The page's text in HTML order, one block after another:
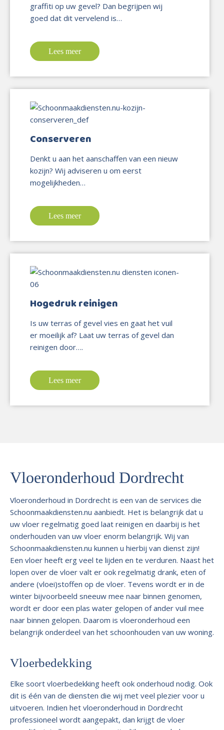
graffiti op uw gevel? Dan begrijpen wij
goed dat dit vervelend is…
Lees meer
Conserveren
Denkt u aan het aanschaffen van een nieuw
kozijn? Wij adviseren u om eerst
mogelijkheden…
Lees meer
Hogedruk reinigen
Is uw terras of gevel vies en gaat het vuil
er moeilijk af? Laat uw terras of gevel dan
reinigen door….
Lees meer
Vloeronderhoud Dordrecht
Vloeronderhoud in Dordrecht is een van de services die
Schoonmaakdiensten.nu aanbiedt. Het is belangrijk dat u
uw vloer regelmatig goed laat reinigen en daarbij is het
onderhouden van uw vloer enorm belangrijk. Wij van
Schoonmaakdiensten.nu kunnen u hierbij van dienst zijn!
Een vloer heeft erg veel te lijden en te verduren. Naast het
lopen over de vloer valt er ook regelmatig drank, eten of
andere (vloei)stoffen op de vloer. Tevens wordt er in de
winter bijvoorbeeld sneeuw mee naar binnen genomen,
wordt er door een plas water gelopen of ander vuil mee
naar binnen gelopen. Daarom is vloeronderhoud een
belangrijk onderdeel van het schoonhouden van uw woning.
Vloerbedekking
Elke soort vloerbedekking heeft ook onderhoud nodig. Ook
dit is één van de diensten die wij met veel plezier voor u
uitvoeren. Indien het vloeronderhoud in Dordrecht
professioneel wordt aangepakt, dan krijgt de vloer